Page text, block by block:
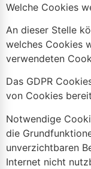
Welche Cookies
An dieser Stelle
welches Cookies
verwendeten
Das GDPR
von Cookies
Notwendige
die
unverzichtbaren
Internet nicht